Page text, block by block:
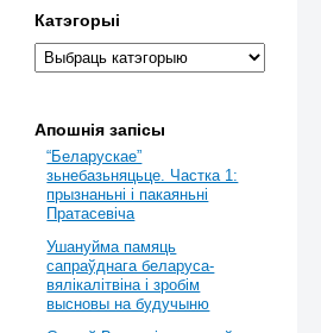
Катэгорыі
Апошнія запісы
“Беларускае”
зьнебазьняцьце. Частка 1:
прызнаньні і пакаяньні
Пратасевіча
Ушануйма памяць
сапраўднага беларуса-
вялікалітвіна і зробім
высновы на будучыню